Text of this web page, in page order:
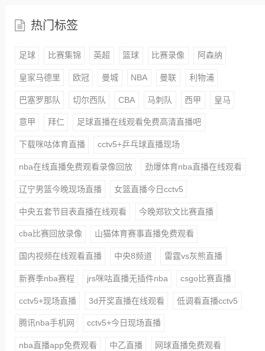
热门标签
足球 比赛集锦 英超 篮球 比赛录像 阿森纳
皇家马德里 欧冠 曼城 NBA 曼联 利物浦
巴塞罗那队 切尔西队 CBA 马刺队 西甲 皇马
意甲 拜仁 足球直播在线观看免费高清直播吧
下载咪咕体育直播 cctv5+乒乓球直播现场
nba在线直播免费观看录像回放 劲爆体育nba直播在线观看
辽宁男篮今晚现场直播 女篮直播今日cctv5
中央五套节目表直播在线观看 今晚郑钦文比赛直播
cba比赛回放录像 山猫体育赛事直播免费观看
国内视频在线观看直播 中央8频道 雷霆vs灰熊直播
新赛季nba赛程 jrs咪咕直播无插件nba csgo比赛直播
cctv5+现场直播 3d开奖直播在线观看 低调看直播cctv5
腾讯nba手机网 cctv5+今日现场直播
nba直播app免费观看 中乙直播 网球直播免费观看